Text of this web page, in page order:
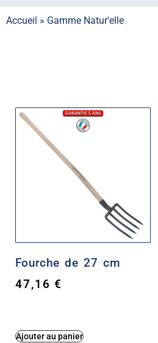
Accueil » Gamme Natur'elle
Fourche de 27 cm
47,16€
Ajouter au panier